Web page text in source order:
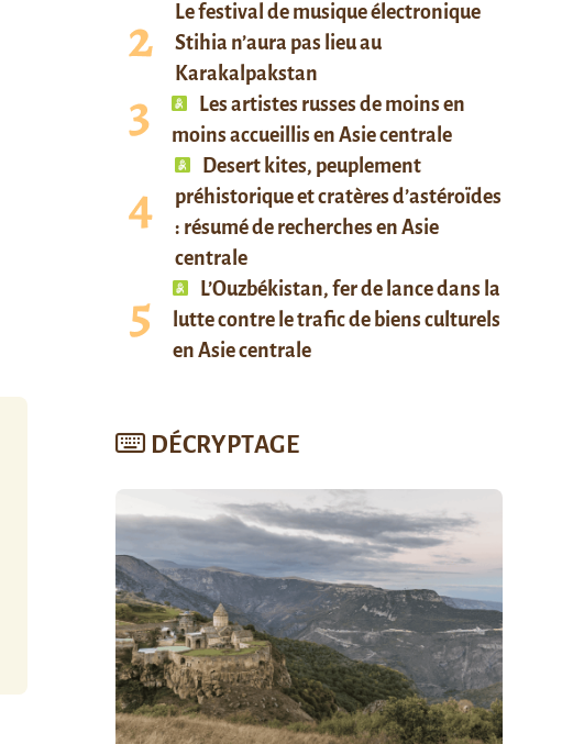
Le festival de musique électronique
Stihia n’aura pas lieu au
Karakalpakstan
Les artistes russes de moins en
moins accueillis en Asie centrale
Desert kites, peuplement
préhistorique et cratères d’astéroïdes
: résumé de recherches en Asie
centrale
L’Ouzbékistan, fer de lance dans la
lutte contre le trafic de biens culturels
en Asie centrale
DÉCRYPTAGE